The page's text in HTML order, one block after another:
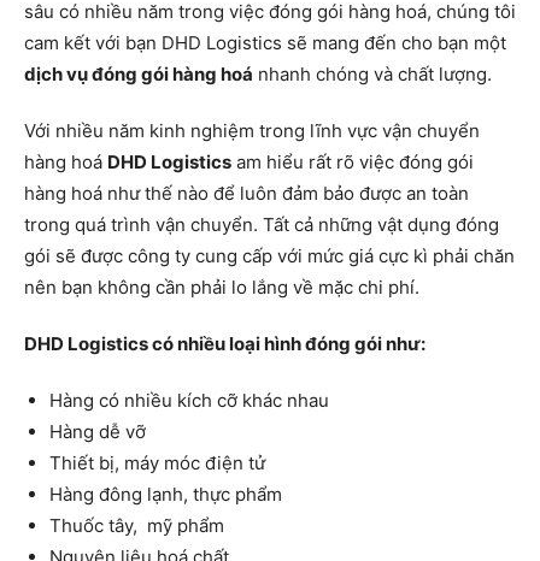
sâu có nhiều năm trong việc đóng gói hàng hoá, chúng tôi
cam kết với bạn DHD Logistics sẽ mang đến cho bạn một
dịch vụ đóng gói hàng hoá nhanh chóng và chất lượng.
Với nhiều năm kinh nghiệm trong lĩnh vực vận chuyển
hàng hoá DHD Logistics am hiểu rất rõ việc đóng gói
hàng hoá như thế nào để luôn đảm bảo được an toàn
trong quá trình vận chuyển. Tất cả những vật dụng đóng
gói sẽ được công ty cung cấp với mức giá cực kì phải chăn
nên bạn không cần phải lo lắng về mặc chi phí.
DHD Logistics có nhiều loại hình đóng gói như:
Hàng có nhiều kích cỡ khác nhau
Hàng dễ vỡ
Thiết bị, máy móc điện tử
Hàng đông lạnh, thực phẩm
Thuốc tây, mỹ phẩm